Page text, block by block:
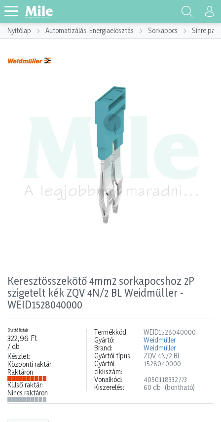
Nyitólap Automatizálás, Energiaelosztás Sorkapocs Sínre
Keresztösszekötő 4mm2 sorkapocshoz 2P
szigetelt kék ZQV 4N/2 BL Weidmüller -
WEID1528040000
Bruttó listaár
322,96 Ft
/ db
Készlet:
Központi raktár:
Raktáron
Külső raktár:
Nincs raktáron
Termékkód:
WEID1528040000
Gyártó:
Weidmüller
Brand:
Weidmüller
Gyártói típus:
ZQV 4N/2 BL
Gyártói
cikkszám:
1528040000
Vonalkód:
4050118332773
Kiszerelés:
60 db (bontható)